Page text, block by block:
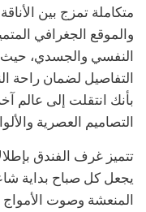
متكاملة تمزج بين
والموقع الجغرافي
النفسي والجسدي، حيث
التفاصيل لضمان راحة
بأنك انتقلت إلى عالم
التصاميم العصرية
تتميز غرف الفندق
يجعل كل صباح بداية
المنعشة وصوت